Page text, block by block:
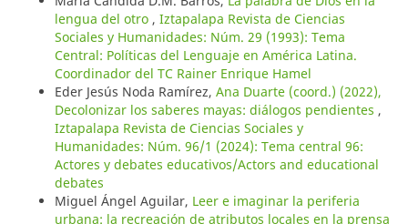
lengua del otro , Iztapalapa Revista de Ciencias
Sociales y Humanidades: Núm. 29 (1993): Tema
Central: Políticas del Lenguaje en América Latina.
Coordinador del TC Rainer Enrique Hamel
Eder Jesús Noda Ramírez, Ana Duarte (coord.) (2022),
Decolonizar los saberes mayas: diálogos pendientes ,
Iztapalapa Revista de Ciencias Sociales y
Humanidades: Núm. 96/1 (2024): Tema central 96:
Actores y debates educativos/Actors and educational
debates
Miguel Ángel Aguilar, Leer e imaginar la periferia
urbana: la recreación de atributos locales en la prensa